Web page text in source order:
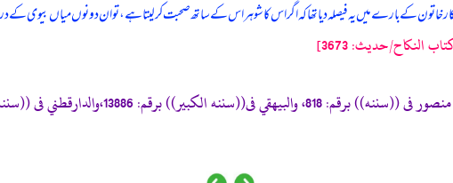
کے بارے میں یہ فیصلہ دیا تھا کہ اگر اس کا شوہر اس کے ساتھ صحبت کر لیتا ہے، تو ان دونوں میاں بیوی
النكاح/حدیث: 3673]